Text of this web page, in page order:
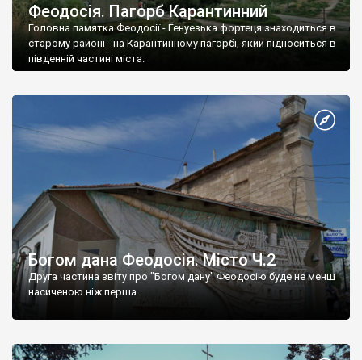
Феодосія. Пагорб Карантинний
Головна памятка Феодосії - Генуезька фортеця знаходиться в
старому районі - на Карантинному пагорбі, який підноситься в
південній частині міста.
Богом дана Феодосія. Місто Ч.2
Друга частина звіту про "Богом дану" Феодосію буде не менш
насиченою ніж перша.